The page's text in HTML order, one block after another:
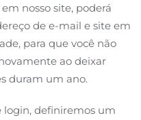
nosso site, poderá
de e-mail e site em
para que você não
ao deixar
duram um ano.
login, definiremos um